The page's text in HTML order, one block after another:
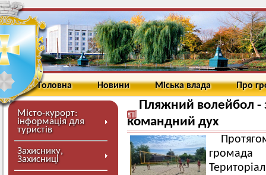
Головна Новини Міська влада Про
Місто-курорт:
інформація для
туристів
Захиснику,
Захисниці
Пляжний волейбол -
командний дух